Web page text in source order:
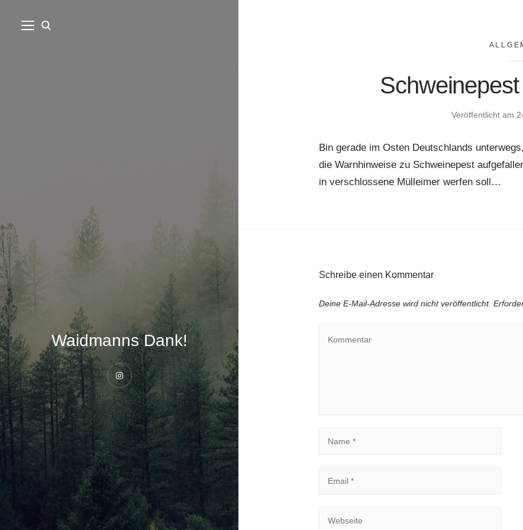
Waidmanns Dank!
Instagram
Veröffentlicht am
Bin gerade im Osten Deutschlands
die Warnhinweise zu Schweinepest
in verschlossene Mülleimer werfen soll…
Schreibe einen Kommentar
Deine E-Mail-Adresse wird nicht veröffentlicht.